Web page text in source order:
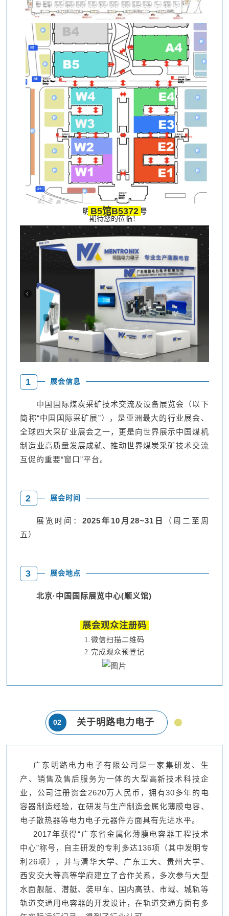
明路电力电子展位号
B5馆B5372
期待您的莅临！
1 展会信息
中国国际煤炭采矿技术交流及设备展览会（以下
简称“中国国际采矿展”），是亚洲最大的行业展会、
全球四大采矿业展会之一，更是向世界展示中国煤机
制造业高质量发展成就、推动世界煤炭采矿技术交流
互促的重要“窗口”平台。
2 展会时间
展览时间：2025年10月28~31日
（周二至周
五）
3 展会地点
北京·中国国际展览中心(顺义馆)
展会观众注册码
1.微信扫描二维码
2.完成观众预登记
02 关于明路电力电子
广东明路电力电子有限公司是一家集研发、生
产、销售及售后服务为一体的大型高新技术科技企
业，公司注册资金2620万人民币，拥有30多年的电
容器制造经验，在研发与生产制造金属化薄膜电容、
电子散热器等电力电子元器件方面具有先进水平。
2017年获得“广东省金属化薄膜电容器工程技术
中心”称号，自主研发的专利多达136项（其中发明专
利26项），并与清华大学、广东工大、贵州大学、
西安交大等高等学府建立了合作关系，多次参与大型
水面舰艇、潜艇、装甲车、国内高铁、市域、城轨等
轨道交通用电容器的开发设计，在轨道交通方面有多